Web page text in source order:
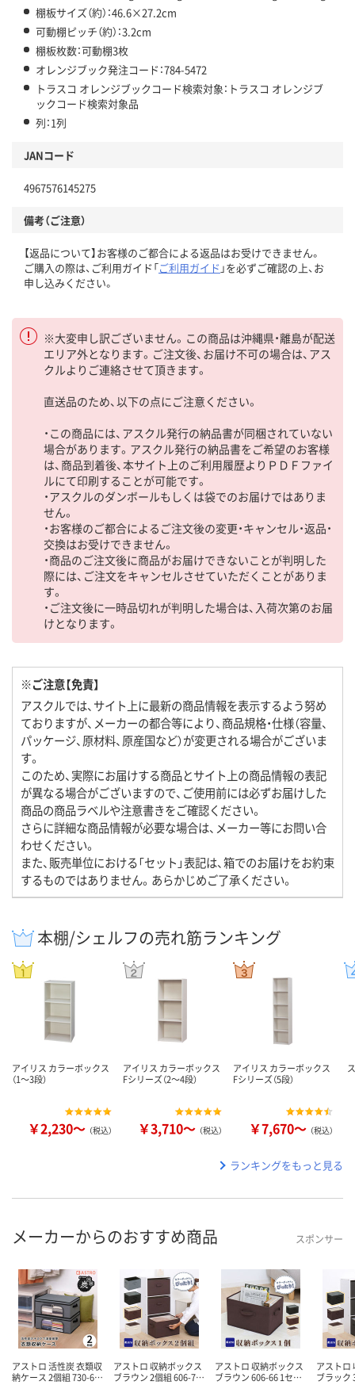
棚板サイズ（約）：46.6×27.2cm
可動棚ピッチ（約）：3.2cm
棚板枚数：可動棚3枚
オレンジブック発注コード：784-5472
トラスコ オレンジブックコード検索対象：トラスコ オレンジブ
ックコード検索対象品
列：1列
JANコード
4967576145275
備考（ご注意）
【返品について】お客様のご都合による返品はお受けできません。
ご購入の際は、ご利用ガイド「ご利用ガイド 」を必ずご確認の上、お
申し込みください。
※大変申し訳ございません。この商品は沖縄県・離島が配送
エリア外となります。ご注文後、お届け不可の場合は、アス
クルよりご連絡させて頂きます。
直送品のため、以下の点にご注意ください。
・この商品には、アスクル発行の納品書が同梱されていない
場合があります。アスクル発行の納品書をご希望のお客様
は、商品到着後、本サイト上のご利用履歴よりＰＤＦファイ
ルにて印刷することが可能です。
・アスクルのダンボールもしくは袋でのお届けではありま
せん。
・お客様のご都合によるご注文後の変更・キャンセル・返品・
交換はお受けできません。
・商品のご注文後に商品がお届けできないことが判明した
際には、ご注文をキャンセルさせていただくことがありま
す。
・ご注文後に一時品切れが判明した場合は、入荷次第のお届
けとなります。
※ご注意【免責】
アスクルでは、サイト上に最新の商品情報を表示するよう努め
ておりますが、メーカーの都合等により、商品規格・仕様（容量、
パッケージ、原材料、原産国など）が変更される場合がございま
す。
このため、実際にお届けする商品とサイト上の商品情報の表記
が異なる場合がございますので、ご使用前には必ずお届けした
商品の商品ラベルや注意書きをご確認ください。
さらに詳細な商品情報が必要な場合は、メーカー等にお問い合
わせください。
また、販売単位における「セット」表記は、箱でのお届けをお約束
するものではありません。あらかじめご了承ください。
本棚/シェルフの売れ筋ランキング
アイリス カラーボックス
（1～3段）
￥2,230～ （税込）
アイリス カラーボックス
Fシリーズ（2～4段）
￥3,710～ （税込）
アイリス カラーボックス
Fシリーズ（5段）
￥7,670～ （税込）
ランキングをもっと見る
メーカーからのおすすめ商品 スポンサー
アストロ 活性炭 衣類収
納ケース 2個組 730-6…
アストロ 収納ボックス
ブラウン 2個組 606-7…
アストロ 収納ボックス
ブラウン 606-66 1セ…
アストロ
ブラック